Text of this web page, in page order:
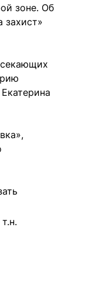
зоне. Об